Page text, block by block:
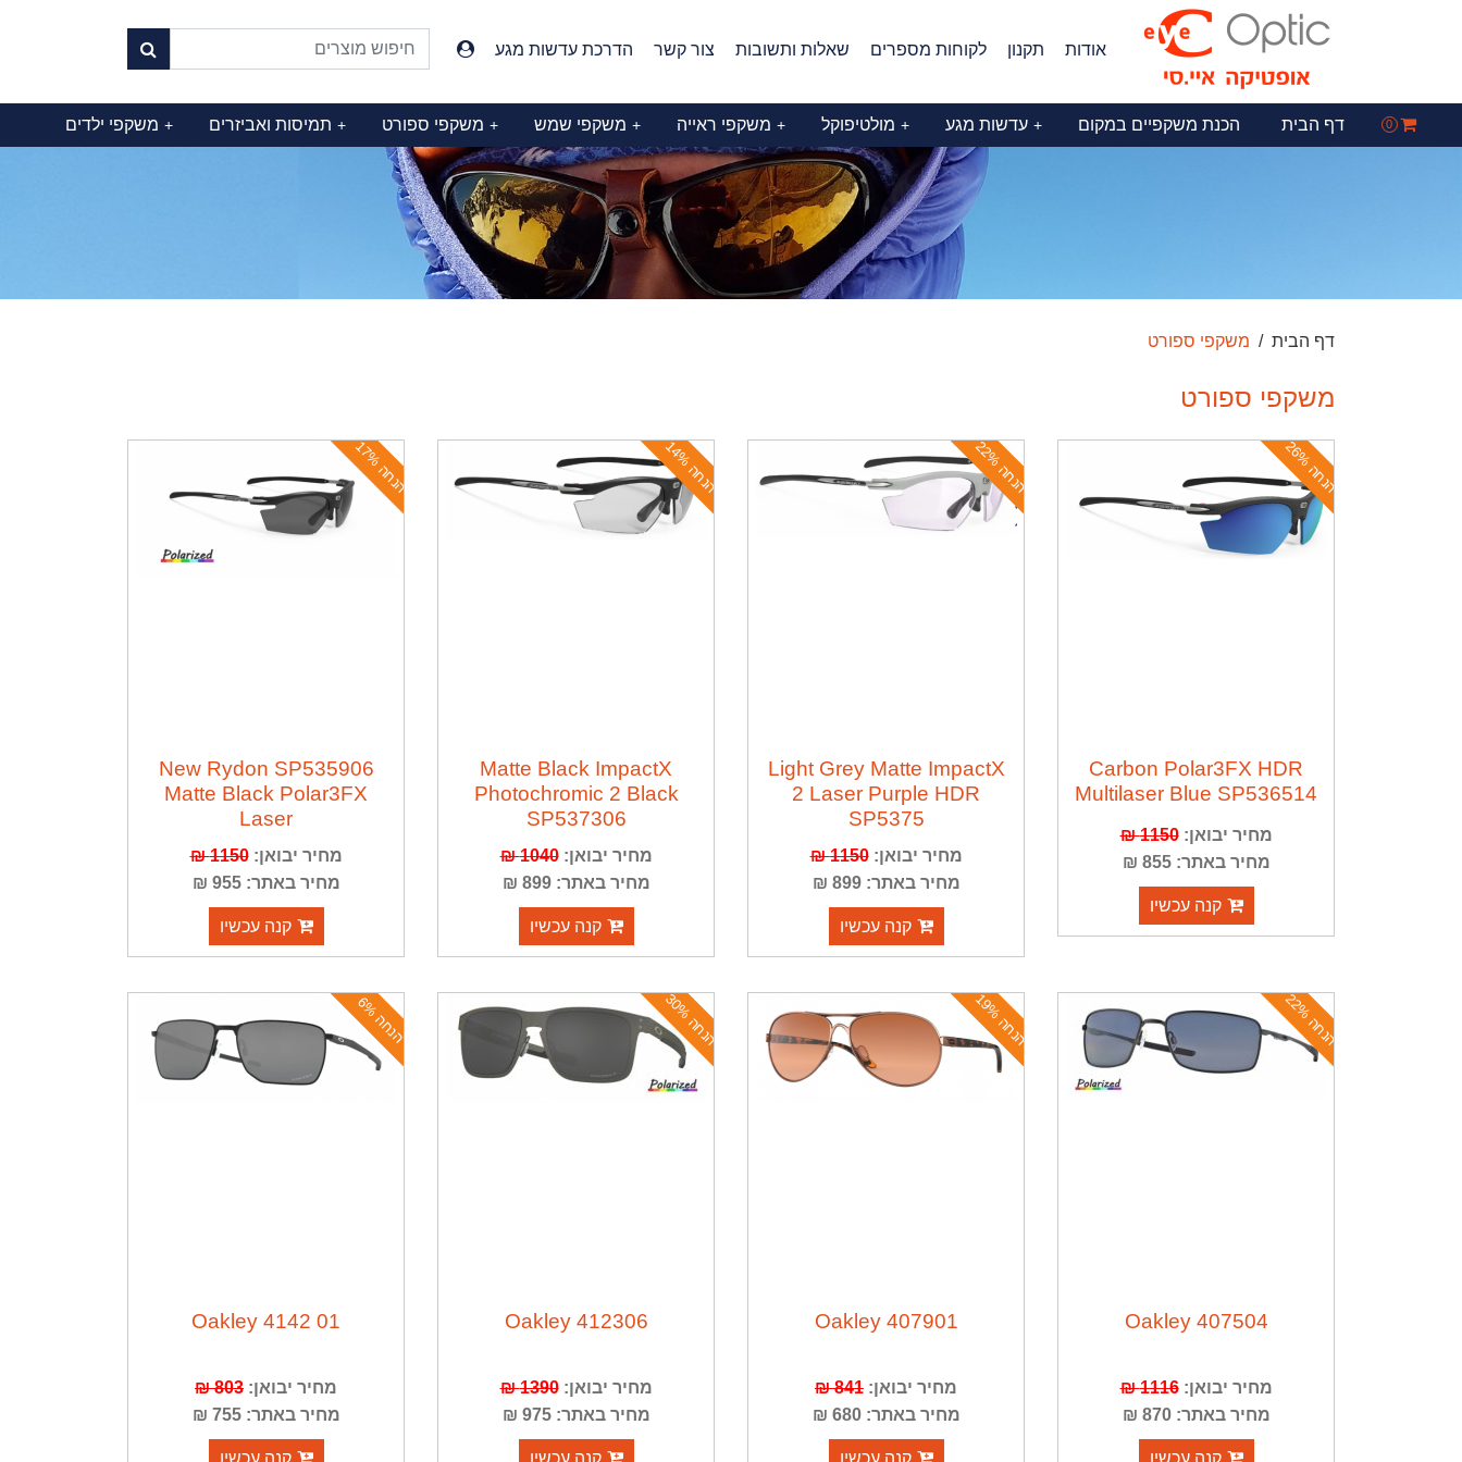
אודות תקנון לקוחות מספרים שאלות ותשובות צור קשר הדרכת עדשות מגע
0 דף הבית הכנת משקפיים במקום עדשות מגע + מולטיפוקל + משקפי ראייה + משקפי שמש + משקפי ספורט + תמיסות ואביזרים + משקפי ילדים +
דף הבית משקפי ספורט
משקפי ספורט
ה
נ
ח
ה
2
6
%
Carbon Polar3FX HDR
Multilaser Blue SP536514
מחיר יבואן:1150 ₪
מחיר באתר: 855 ₪
קנה עכשיו
ה
נ
ח
ה
2
2
%
Light Grey Matte ImpactX
2 Laser Purple HDR
SP5375
מחיר יבואן:1150 ₪
מחיר באתר: 899 ₪
קנה עכשיו
ה
נ
ח
ה
1
4
%
Matte Black ImpactX
Photochromic 2 Black
SP537306
מחיר יבואן:1040 ₪
מחיר באתר: 899 ₪
קנה עכשיו
ה
נ
ח
ה
1
7
%
New Rydon SP535906
Matte Black Polar3FX
Laser
מחיר יבואן:1150 ₪
מחיר באתר: 955 ₪
קנה עכשיו
ה
נ
ח
ה
2
2
%
Oakley 407504
מחיר יבואן:1116 ₪
מחיר באתר: 870 ₪
קנה עכשיו
ה
נ
ח
ה
1
9
%
Oakley 407901
מחיר יבואן: 841 ₪
מחיר באתר: 680 ₪
קנה עכשיו
ה
נ
ח
ה
3
0
%
Oakley 412306
מחיר יבואן:1390 ₪
מחיר באתר: 975 ₪
קנה עכשיו
ה
נ
ח
ה
6
%
Oakley 4142 01
מחיר יבואן: 803 ₪
מחיר באתר: 755 ₪
קנה עכשיו